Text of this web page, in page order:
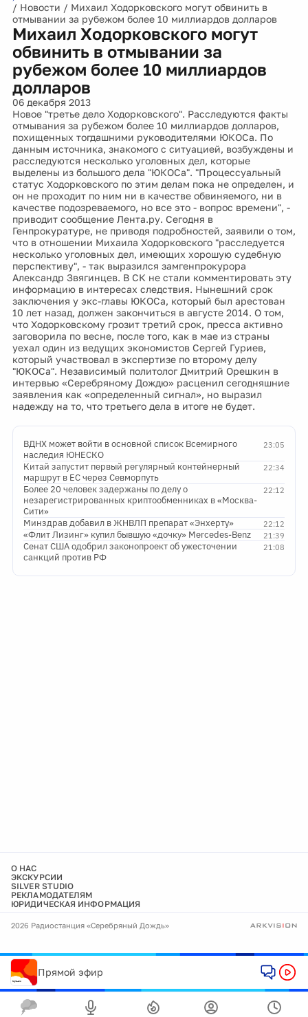
/ Новости / Михаил Ходорковского могут обвинить в
отмывании за рубежом более 10 миллиардов долларов
Михаил Ходорковского могут
обвинить в отмывании за
рубежом более 10 миллиардов
долларов
06 декабря 2013
Новое "третье дело Ходорковского". Расследуются факты
отмывания за рубежом более 10 миллиардов долларов,
похищенных тогдашними руководителями ЮКОСа. По
данным источника, знакомого с ситуацией, возбуждены и
расследуются несколько уголовных дел, которые
выделены из большого дела "ЮКОСа". "Процессуальный
статус Ходорковского по этим делам пока не определен, и
он не проходит по ним ни в качестве обвиняемого, ни в
качестве подозреваемого, но все это - вопрос времени", -
приводит сообщение Лента.ру. Сегодня в
Генпрокуратуре, не приводя подробностей, заявили о том,
что в отношении Михаила Ходорковского "расследуется
несколько уголовных дел, имеющих хорошую судебную
перспективу", - так выразился замгенпрокурора
Александр Звягинцев. В СК не стали комментировать эту
информацию в интересах следствия. Нынешний срок
заключения у экс-главы ЮКОСа, который был арестован
10 лет назад, должен закончиться в августе 2014. О том,
что Ходорковскому грозит третий срок, пресса активно
заговорила по весне, после того, как в мае из страны
уехал один из ведущих экономистов Сергей Гуриев,
который участвовал в экспертизе по второму делу
"ЮКОСа". Независимый политолог Дмитрий Орешкин в
интервью «Серебряному Дождю» расценил сегодняшние
заявления как «определенный сигнал», но выразил
надежду на то, что третьего дела в итоге не будет.
23:05
ВДНХ может войти в основной список Всемирного
наследия ЮНЕСКО
22:34
Китай запустит первый регулярный контейнерный
маршрут в ЕС через Севморпуть
22:12
Более 20 человек задержаны по делу о
незарегистрированных криптообменниках в «Москва-
Сити»
22:12
Минздрав добавил в ЖНВЛП препарат «Энхерту»
21:39
«Флит Лизинг» купил бывшую «дочку» Mercedes-Benz
21:08
Сенат США одобрил законопроект об ужесточении
санкций против РФ
О НАС
ЭКСКУРСИИ
SILVER STUDIO
РЕКЛАМОДАТЕЛЯМ
ЮРИДИЧЕСКАЯ ИНФОРМАЦИЯ
2026 Радиостанция «Серебряный Дождь»
Прямой эфир